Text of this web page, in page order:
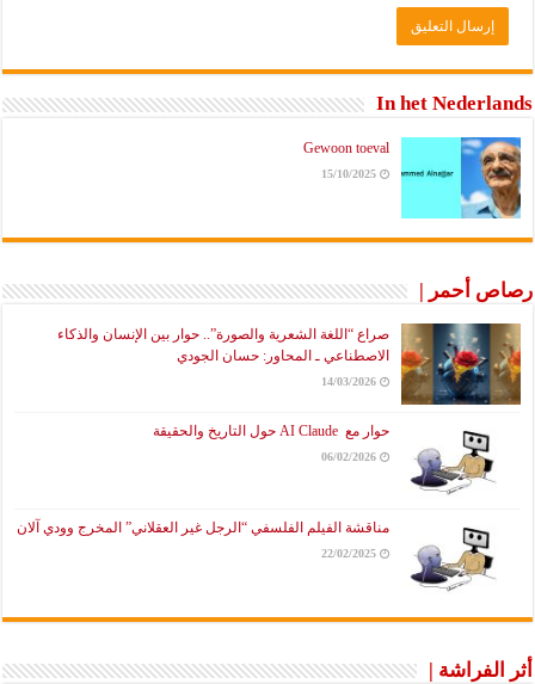
In het Nederlands
Gewoon toeval
15/10/2025
رصاص أحمر |
صراع “اللغة الشعرية والصورة”.. حوار بين الإنسان والذكاء
الاصطناعي ـ المحاور: حسان الجودي
14/03/2026
حوار مع AI Claude حول التاريخ والحقيقة
06/02/2026
مناقشة الفيلم الفلسفي “الرجل غير العقلاني” المخرج وودي آلان
22/02/2025
أثر الفراشة |